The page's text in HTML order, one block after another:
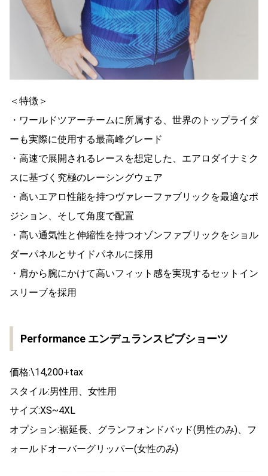
＜特徴＞
・ワールドツアーチームに所属する、世界のトップライダ
ーも実際に使用する最高峰グレード
・高速で展開されるレースを想定した、エアロダイナミク
スに基づく究極のレーシングウェア
・高いエアロ性能を持つヴァレーファブリックを最適なポ
ジション、そして角度で配置
・高い通気性と伸縮性を持つオゾンファブリックをショル
ダーパネルとサイドパネルに採用
・肩から腕にかけて高いフィット感を実現するセットイン
スリーブを採用
Performance エンデュランスビブショーツ
価格:\14,200+tax
スタイル:男性用、女性用
サイズ:XS~4XL
オプション:裾延長、グランフォンドパッド(男性のみ)、フ
ォールドオーバーグリッパー(女性のみ)